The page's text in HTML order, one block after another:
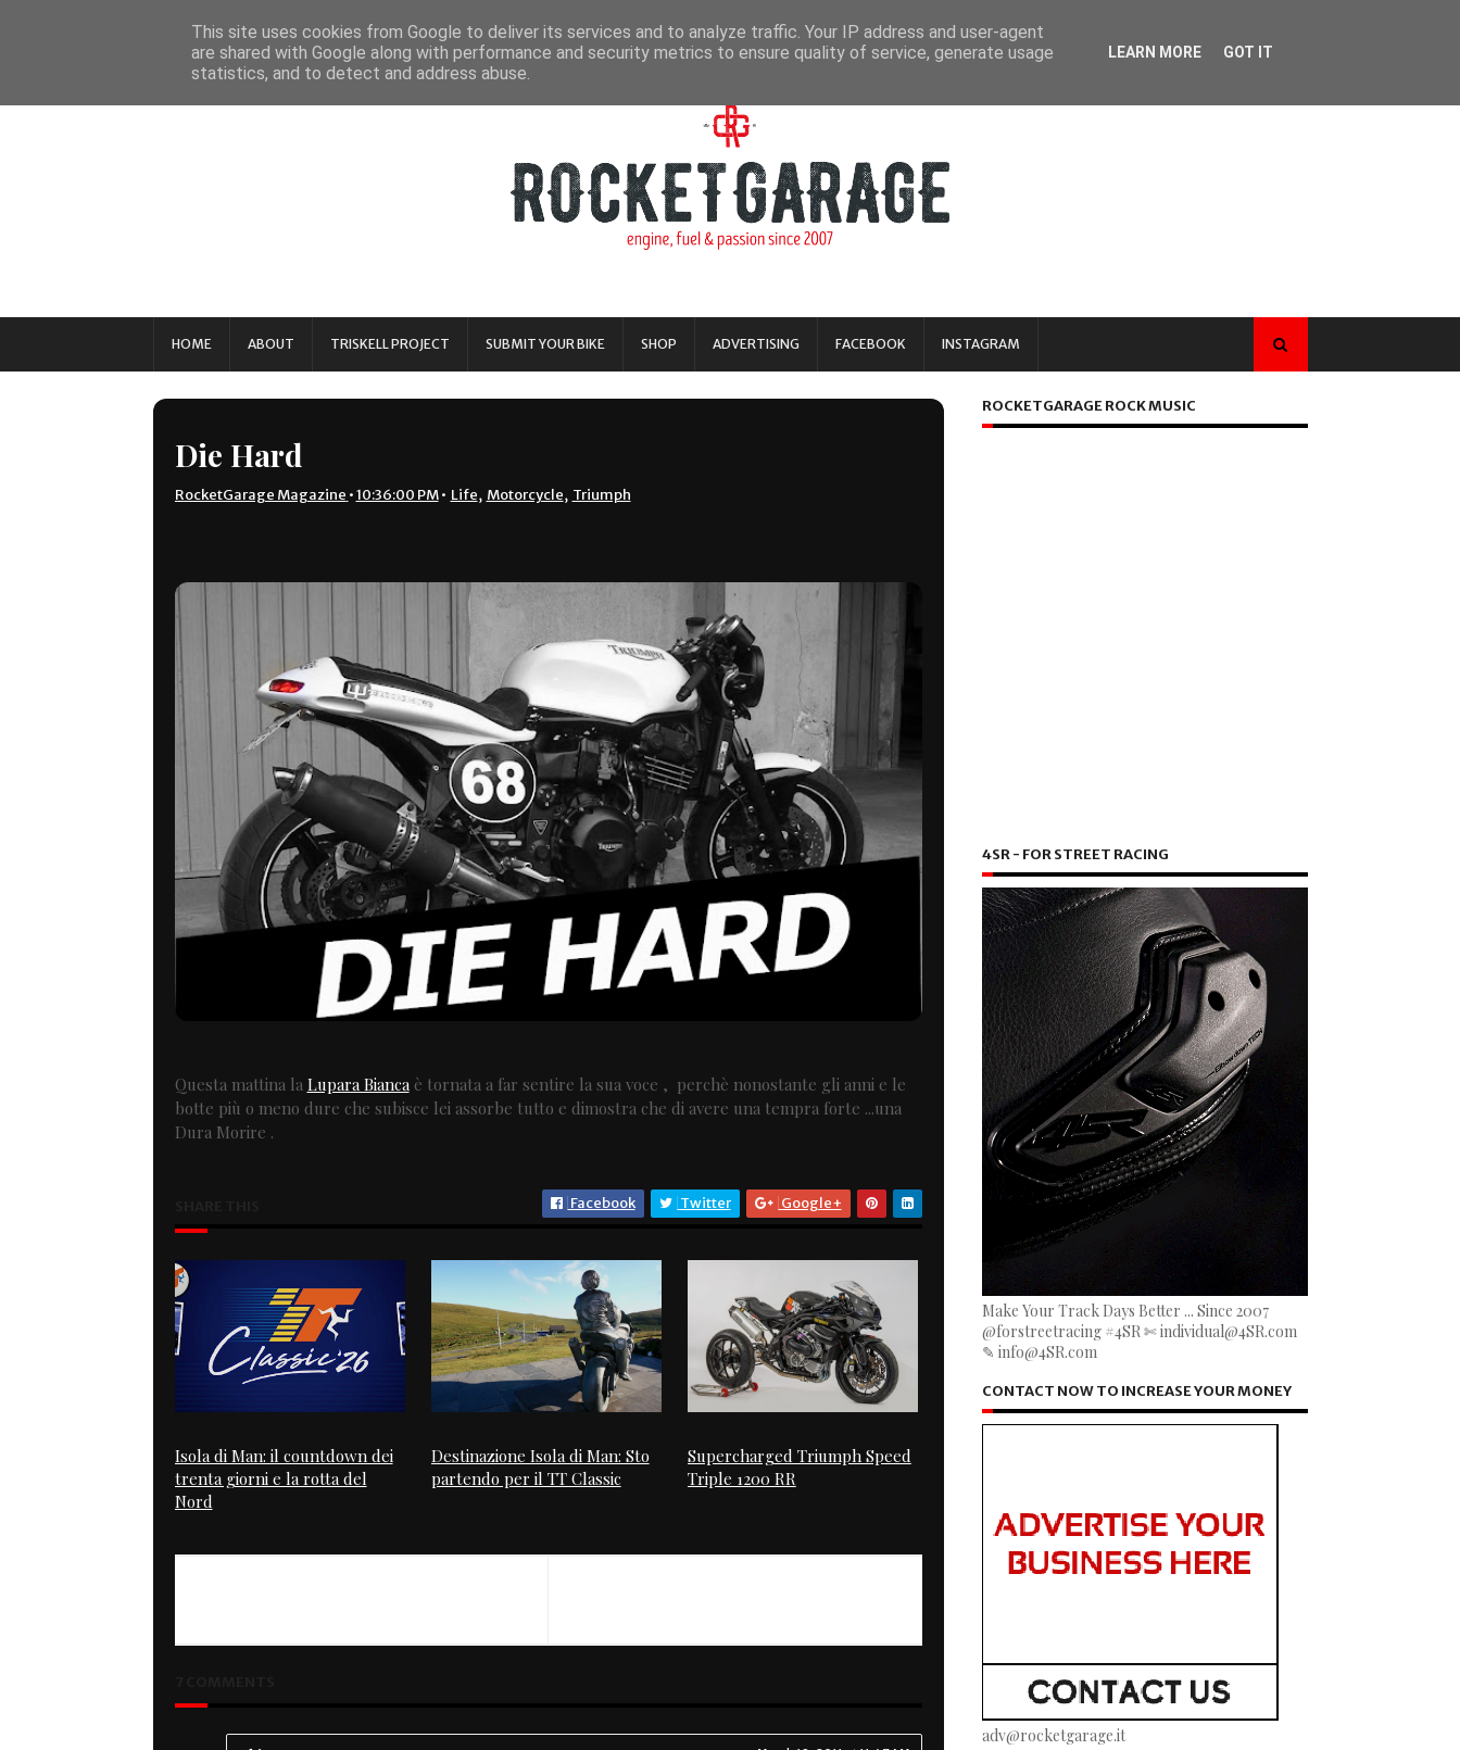
HOME ABOUT TRISKELL PROJECT SUBMIT YOUR BIKE SHOP ADVERTISING FACEBOOK INSTAGRAM
Die Hard
RocketGarage Magazine •10:36:00 PM • Life, Motorcycle, Triumph
Questa mattina la Lupara Biancaè tornata a far sentire la sua voce , perchè nonostante gli anni e le
botte più o meno dure che subisce lei assorbe tutto e dimostra che di avere una tempra forte ...una
Dura Morire .
Facebook Twitter Google+
Isola di Man: il countdown dei
trenta giorni e la rotta del
Nord
Destinazione Isola di Man: Sto
partendo per il TT Classic
Supercharged Triumph Speed
Triple 1200 RR
ROCKETGARAGE ROCK MUSIC
4SR - FOR STREET RACING
Make Your Track Days Better ... Since 2007
@forstreetracing #4SR ✄ individual@4SR.com
✎ info@4SR.com
CONTACT NOW TO INCREASE YOUR MONEY
adv@rocketgarage.it
This site uses cookies from Google to deliver its services and to analyze traffic. Your IP address and user-agent
are shared with Google along with performance and security metrics to ensure quality of service, generate usage
statistics, and to detect and address abuse.
LEARN MORE GOT IT